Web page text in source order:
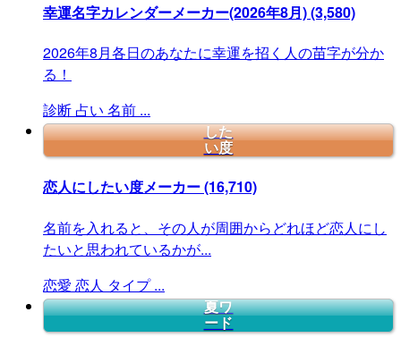
幸運名字カレンダーメーカー(2026年8月)(3,580)
2026年8月各日のあなたに幸運を招く人の苗字が分か
る！
診断 占い 名前 ...
した
い度
恋人にしたい度メーカー(16,710)
名前を入れると、その人が周囲からどれほど恋人にし
たいと思われているかが...
恋愛 恋人 タイプ ...
夏ワ
ード